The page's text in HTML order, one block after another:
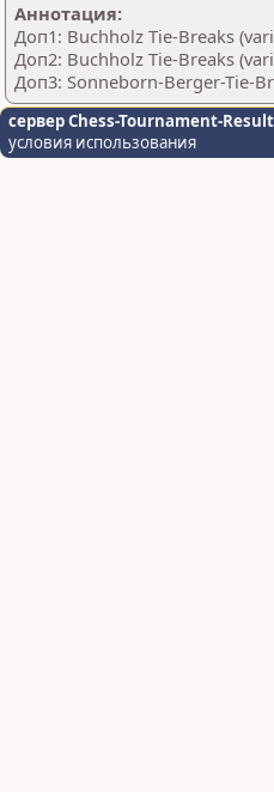
Аннотация:
Доп1: Buchholz Tie-Breaks
Доп2: Buchholz Tie-Breaks
Доп3: Sonneborn-Berger-Tie-
сервер Chess-Tournament-
условия использования